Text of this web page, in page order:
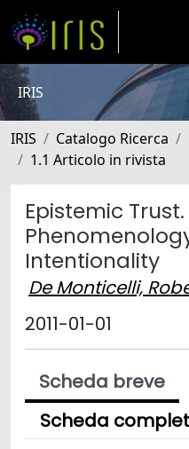
IRIS
IRIS Catalogo Ricerca
1.1 Articolo in rivista
Epistemic
Intentionality
De Monticelli,
2011-01-01
Scheda breve
Scheda